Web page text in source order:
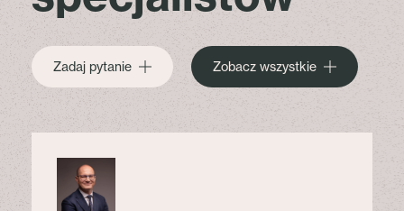
Zadaj pytanie Zobacz wszystkie